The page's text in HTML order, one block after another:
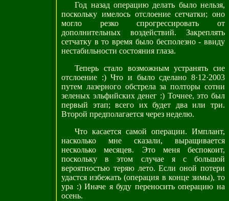
Год назад операцию делать было нельзя,
поскольку имелось отслоение сетчатки; оно
могло резко спрогрессировать от
дополнительных воздействий. Закреплять
сетчатку в то время было бесполезно - ввиду
нестабильности состояния глаза.
Теперь стало возможным устранять сие
отслоение :) Что и было сделано 8·12·2003
путем лазерного обстрела за полторы сотни
зеленых эльфийских денег :) Точнее, это был
первый этап; всего их будет два или три.
Второй предполагается через неделю.
Что касается самой операции. Имплант,
насколько мне сказали, выращивается
несколько месяцев. Это меня беспокоит,
поскольку в этом случае я с большой
вероятностью теряю лето. Если оной потери
удастся избежать (операция в конце зимы), то
ура :) Иначе я буду переносить операцию на
осень.